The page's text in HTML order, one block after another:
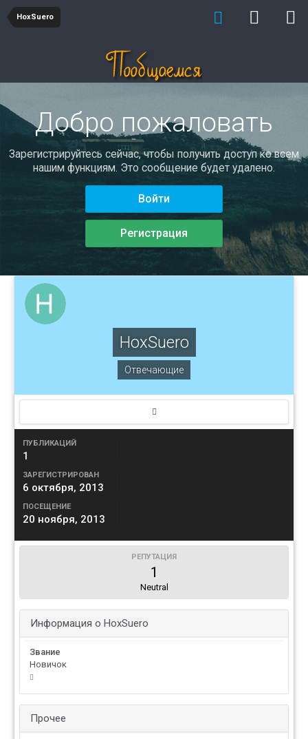
HoxSuero
Добро пожаловать
Зарегистрируйтесь сейчас, чтобы получить доступ ко всем
нашим функциям. Это сообщение будет удалено.
Войти
Регистрация
HoxSuero
Отвечающие
ПУБЛИКАЦИЙ
1
ЗАРЕГИСТРИРОВАН
6 октября, 2013
ПОСЕЩЕНИЕ
20 ноября, 2013
РЕПУТАЦИЯ
1
Neutral
Информация о HoxSuero
Звание
Новичок
Прочее